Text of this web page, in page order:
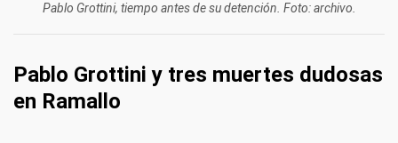
Pablo Grottini, tiempo antes de su detención. Foto: archivo.
Pablo Grottini y tres muertes dudosas
en Ramallo